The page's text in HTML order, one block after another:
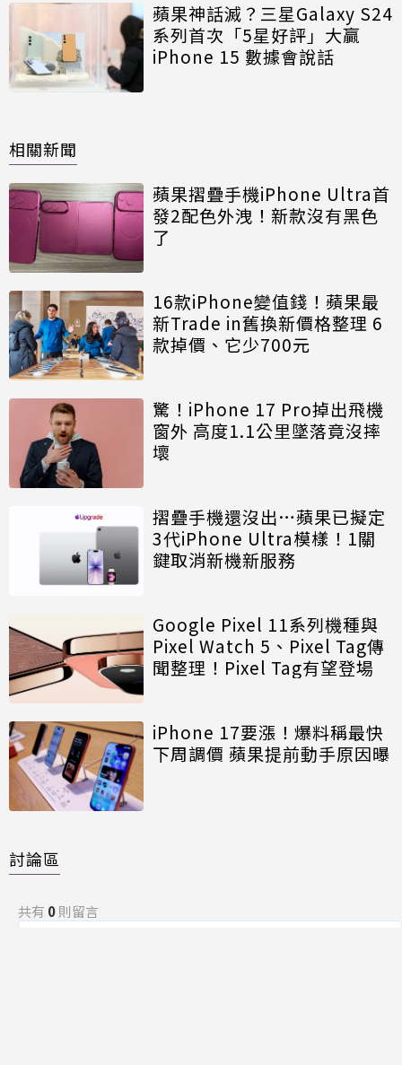
蘋果神話滅？三星Galaxy S24
系列首次「5星好評」大贏
iPhone 15 數據會說話
相關新聞
蘋果摺疊手機iPhone Ultra首
發2配色外洩！新款沒有黑色
了
16款iPhone變值錢！蘋果最
新Trade in舊換新價格整理 6
款掉價、它少700元
驚！iPhone 17 Pro掉出飛機
窗外 高度1.1公里墜落竟沒摔
壞
摺疊手機還沒出…蘋果已擬定
3代iPhone Ultra模樣！1關
鍵取消新機新服務
Google Pixel 11系列機種與
Pixel Watch 5、Pixel Tag傳
聞整理！Pixel Tag有望登場
iPhone 17要漲！爆料稱最快
下周調價 蘋果提前動手原因曝
討論區
共有 0則留言